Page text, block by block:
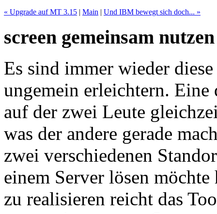
« Upgrade auf MT 3.15 | Main | Und IBM bewegt sich doch... »
screen gemeinsam nutzen
Es sind immer wieder
ungemein erleichtern.
auf der zwei Leute
was der andere gerade
zwei verschiedenen
einem Server lösen
zu realisieren reicht das